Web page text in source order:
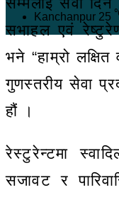
Kanchanpur 25
सभाहल एवं
भने “हाम्रो
गुणस्तरीय सेवा
हौं ।
रेस्टुरेन्टमा
सजावट र